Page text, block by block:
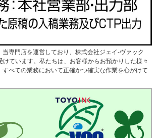
当専門店を運営しており、株式会社ジェイ-ヴァック
ています。私たちは、お客様からお預かりした様々
べての業務において正確かつ確実な作業を心がけて